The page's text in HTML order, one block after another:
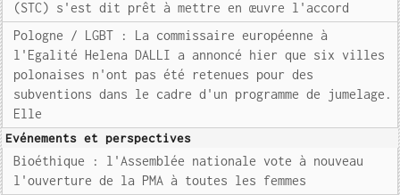
(STC) s'est dit prêt à mettre en œuvre l'accord
Pologne / LGBT : La commissaire européenne à
l'Egalité Helena DALLI a annoncé hier que six villes
polonaises n'ont pas été retenues pour des
subventions dans le cadre d'un programme de jumelage.
Elle
Evénements et perspectives
Bioéthique : l'Assemblée nationale vote à nouveau
l'ouverture de la PMA à toutes les femmes